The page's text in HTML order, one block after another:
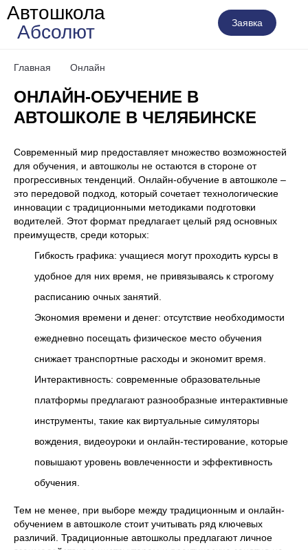
Автошкола
Абсолют
Заявка
Главная Онлайн
ОНЛАЙН-ОБУЧЕНИЕ В
АВТОШКОЛЕ В ЧЕЛЯБИНСКЕ
Современный мир предоставляет множество возможностей
для обучения, и автошколы не остаются в стороне от
прогрессивных тенденций. Онлайн-обучение в автошколе –
это передовой подход, который сочетает технологические
инновации с традиционными методиками подготовки
водителей. Этот формат предлагает целый ряд основных
преимуществ, среди которых:
Гибкость графика: учащиеся могут проходить курсы в
удобное для них время, не привязываясь к строгому
расписанию очных занятий.
Экономия времени и денег: отсутствие необходимости
ежедневно посещать физическое место обучения
снижает транспортные расходы и экономит время.
Интерактивность: современные образовательные
платформы предлагают разнообразные интерактивные
инструменты, такие как виртуальные симуляторы
вождения, видеоуроки и онлайн-тестирование, которые
повышают уровень вовлеченности и эффективность
обучения.
Тем не менее, при выборе между традиционным и онлайн-
обучением в автошколе стоит учитывать ряд ключевых
различий. Традиционные автошколы предлагают личное